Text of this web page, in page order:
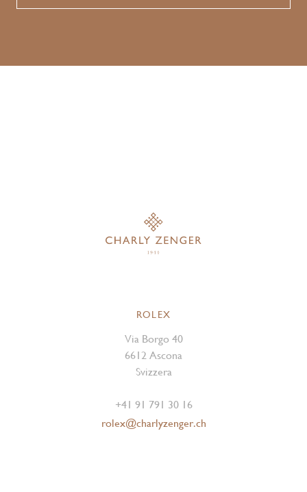
ROLEX
Via Borgo 40
6612 Ascona
Svizzera
+41 91 791 30 16
rolex@charlyzenger.ch